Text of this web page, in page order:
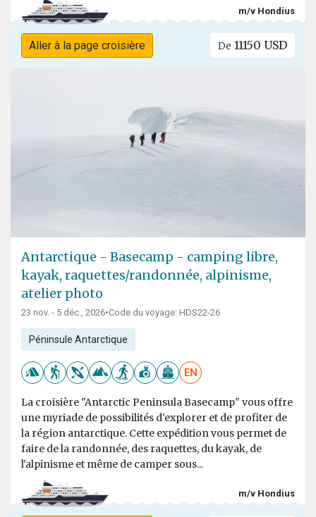
m/v Hondius
Aller à la page croisière De 11150 USD
Antarctique - Basecamp - camping libre,
kayak, raquettes/randonnée, alpinisme,
atelier photo
23 nov. - 5 déc., 2026•Code du voyage: HDS22-26
Péninsule Antarctique
EN
La croisière "Antarctic Peninsula Basecamp" vous offre
une myriade de possibilités d'explorer et de profiter de
la région antarctique. Cette expédition vous permet de
faire de la randonnée, des raquettes, du kayak, de
l'alpinisme et même de camper sous...
m/v Hondius